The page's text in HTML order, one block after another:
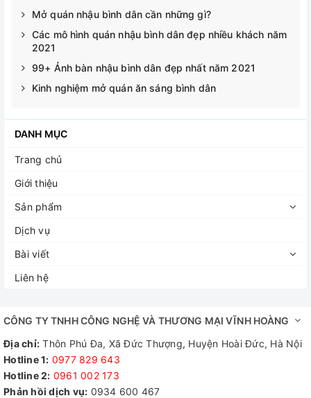
Mở quán nhậu bình dân cần những gì?
Các mô hình quán nhậu bình dân đẹp nhiều khách năm
2021
99+ Ảnh bàn nhậu bình dân đẹp nhất năm 2021
Kinh nghiệm mở quán ăn sáng bình dân
DANH MỤC
Trang chủ
Giới thiệu
Sản phẩm
Dịch vụ
Bài viết
Liên hệ
CÔNG TY TNHH CÔNG NGHỆ VÀ THƯƠNG MẠI VĨNH HOÀNG
Địa chỉ: Thôn Phú Đa, Xã Đức Thượng, Huyện Hoài Đức, Hà Nội
Hotline 1: 0977 829 643
Hotline 2: 0961 002 173​
Phản hồi dịch vụ: 0934 600 467